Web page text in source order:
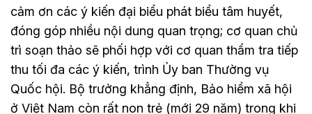
cảm ơn các ý kiến đại biểu phát biểu tâm huyết,
đóng góp nhiều nội dung quan trọng; cơ quan chủ
trì soạn thảo sẽ phối hợp với cơ quan thẩm tra tiếp
thu tối đa các ý kiến, trình Ủy ban Thường vụ
Quốc hội. Bộ trưởng khẳng định, Bảo hiểm xã hội
ở Việt Nam còn rất non trẻ (mới 29 năm) trong khi